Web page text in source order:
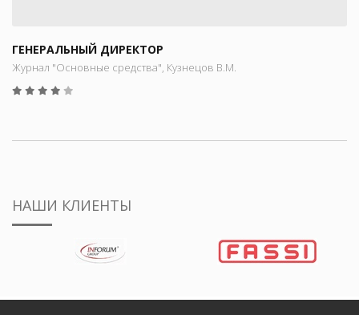
ГЕНЕРАЛЬНЫЙ ДИРЕКТОР
Журнал "Основные средства", Кузнецов В.М.
НАШИ КЛИЕНТЫ